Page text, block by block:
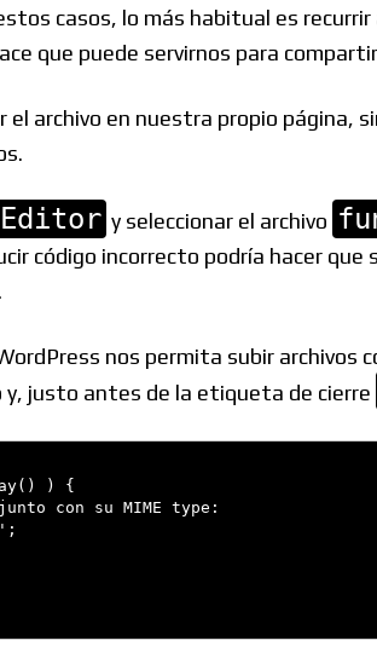
casos, lo más habitual es
que puede servirnos para
archivo en nuestra propio página,
y seleccionar el archivo
código incorrecto podría hacer
nos permita subir
y, justo antes de la etiqueta de cierre
) {
con su MIME type: